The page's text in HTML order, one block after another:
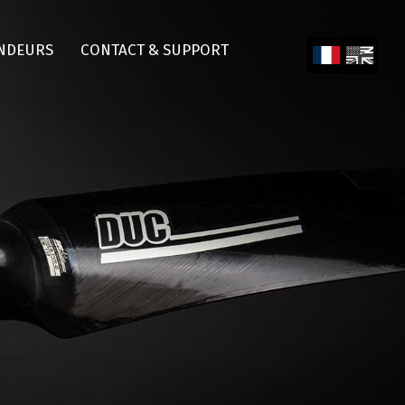
CONTACT & SUPPORT
Engl